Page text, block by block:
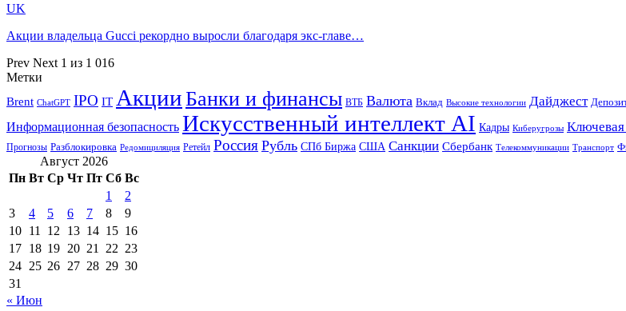
UK
Акции владельца Gucci рекордно выросли благодаря экс-главе…
Prev Next 1 из 1 016
Метки
Brent ChatGPT IPO IT Акции Банки и финансы ВТБ Валюта Вклад Высокие технологии Дайджест
Информационная безопасность Искусственный интеллект AI Кадры Киберугрозы Ключевая
Прогнозы Разблокировка Редомициляция Ретейл Россия Рубль СПб Биржа США Санкции Сбербанк Телекоммуникации Транспорт
Август 2026
Пн Вт Ср Чт Пт Сб Вс
1
2
3
4 5 6 7 8
9
10 11 12 13 14 15 16
17 18 19 20 21 22 23
24 25 26 27 28 29 30
31
« Июн